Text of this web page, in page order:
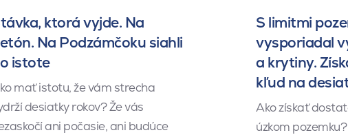
ktorá vyjde. Na
Na Podzámčoku siahli
istote
mať istotu, že vám strecha
desiatky rokov? Že vás
ani počasie, ani budúce
S limitmi
vysporiadal
a krytiny.
kľud na
Ako získať
úzkom